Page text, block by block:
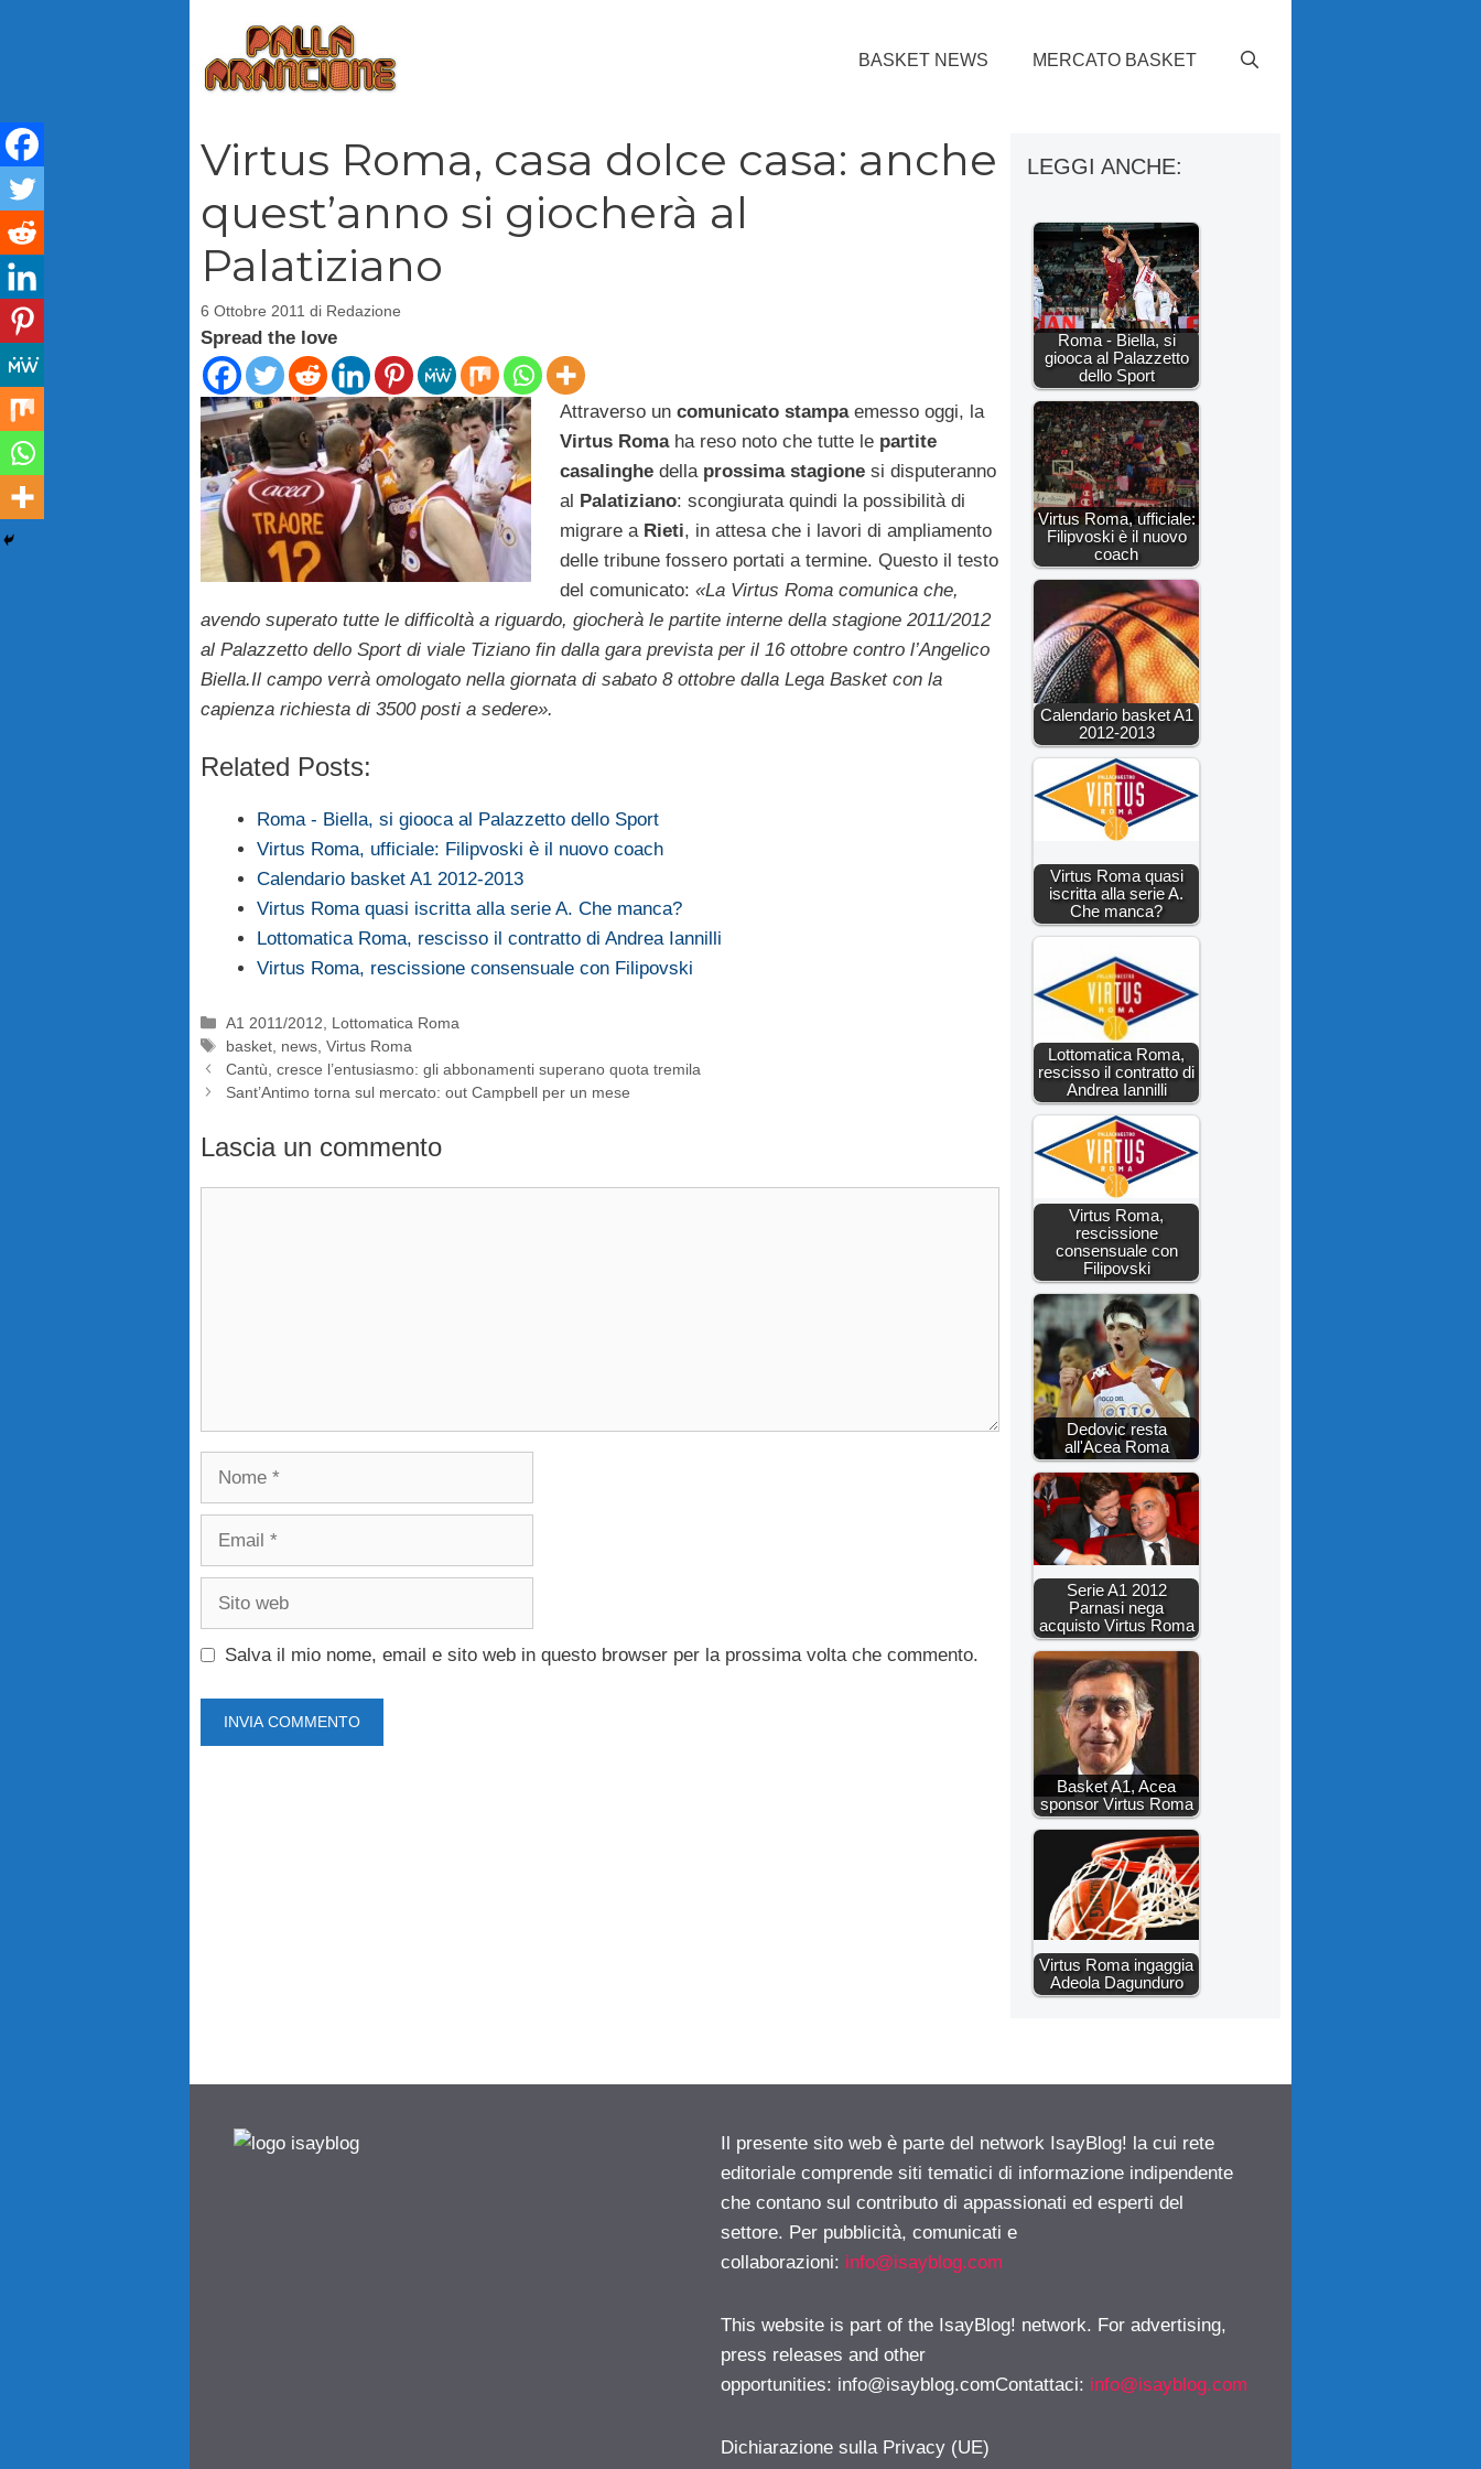
BASKET NEWS MERCATO BASKET
Virtus Roma, casa dolce casa: anche
quest’anno si giocherà al
Palatiziano
6 Ottobre 2011 di Redazione
Spread the love
Attraverso uncomunicato stampaemesso oggi, la
Virtus Romaha reso noto che tutte le partite
casalinghedella prossima stagionesi disputeranno
al Palatiziano: scongiurata quindi la possibilità di
migrare a Rieti, in attesa che i lavori di ampliamento
delle tribune fossero portati a termine. Questo il testo
del comunicato: «La Virtus Roma comunica che,
avendo superato tutte le difficoltà a riguardo, giocherà le partite interne della stagione 2011/2012
al Palazzetto dello Sport di viale Tiziano fin dalla gara prevista per il 16 ottobre contro l’Angelico
Biella.Il campo verrà omologato nella giornata di sabato 8 ottobre dalla Lega Basket con la
capienza richiesta di 3500 posti a sedere».
Related Posts:
Roma - Biella, si giooca al Palazzetto dello Sport
Virtus Roma, ufficiale: Filipvoski è il nuovo coach
Calendario basket A1 2012-2013
Virtus Roma quasi iscritta alla serie A. Che manca?
Lottomatica Roma, rescisso il contratto di Andrea Iannilli
Virtus Roma, rescissione consensuale con Filipovski
Categorie
A1 2011/2012
Lottomatica Roma
Tag
basket news ,Virtus Roma
Cantù, cresce l’entusiasmo: gli abbonamenti superano quota tremila
Sant’Antimo torna sul mercato: out Campbell per un mese
Lascia un commento
Nome
Email
Sito
Salva il mio nome, email e sito web in questo browser per la prossima volta che commento.
LEGGI ANCHE:
Roma - Biella, si
giooca al Palazzetto
dello Sport
Virtus Roma, ufficiale:
Filipvoski è il nuovo
coach
Calendario basket A1
2012-2013
Virtus Roma quasi
iscritta alla serie A.
Che manca?
Lottomatica Roma,
rescisso il contratto di
Andrea Iannilli
Virtus Roma,
rescissione
consensuale con
Filipovski
Dedovic resta
all'Acea Roma
Serie A1 2012
Parnasi nega
acquisto Virtus Roma
Basket A1, Acea
sponsor Virtus Roma
Virtus Roma ingaggia
Adeola Dagunduro
Il presente sito web è parte del network IsayBlog! la cui rete
editoriale comprende siti tematici di informazione indipendente
che contano sul contributo di appassionati ed esperti del
settore. Per pubblicità, comunicati e
collaborazioni: info@isayblog.com
This website is part of the IsayBlog! network. For advertising,
press releases and other
opportunities: info@isayblog.comContattaci: info@isayblog.com
Dichiarazione sulla Privacy (UE)